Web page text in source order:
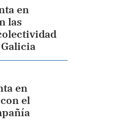
en
las
en
el